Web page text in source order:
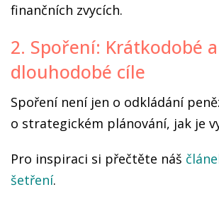
finančních zvycích.
2. Spoření: Krátkodobé a
dlouhodobé cíle
Spoření není jen o odkládání
o strategickém plánování, jak je
Pro inspiraci si přečtěte náš
šetření.